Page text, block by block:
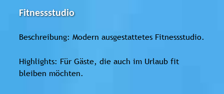
Fitnessstudio
Beschreibung: Modern ausgestattetes Fitnessstudio.
Highlights: Für Gäste, die auch im Urlaub fit
bleiben möchten.